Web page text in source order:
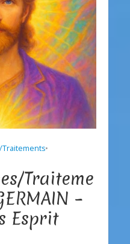
•
Traiteme
–
Esprit